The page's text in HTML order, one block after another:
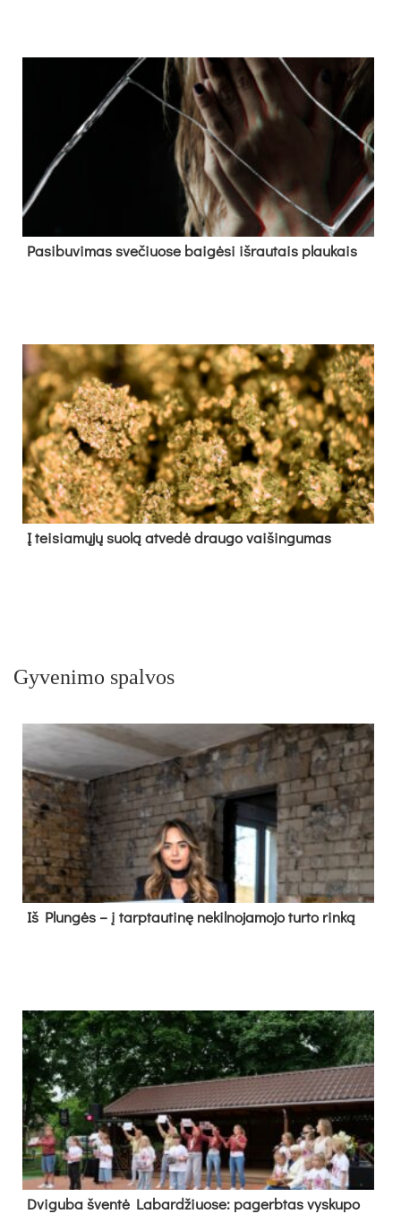
Pa­si­bu­vi­mas sve­čiuo­se bai­gė­si iš­rau­tais plau­kais
Į tei­sia­mų­jų suo­lą at­ve­dė drau­go vai­šin­gu­mas
Gyvenimo spalvos
Iš Plungės – į tarptautinę nekilnojamojo turto rinką
Dvi­gu­ba šven­tė La­bar­džiuo­se: pa­gerb­tas vys­ku­po